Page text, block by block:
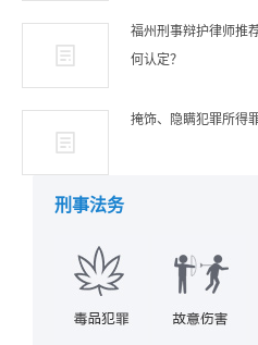
福州刑事辩护律师推
何认定？
掩饰、隐瞒犯罪所得
刑事法务